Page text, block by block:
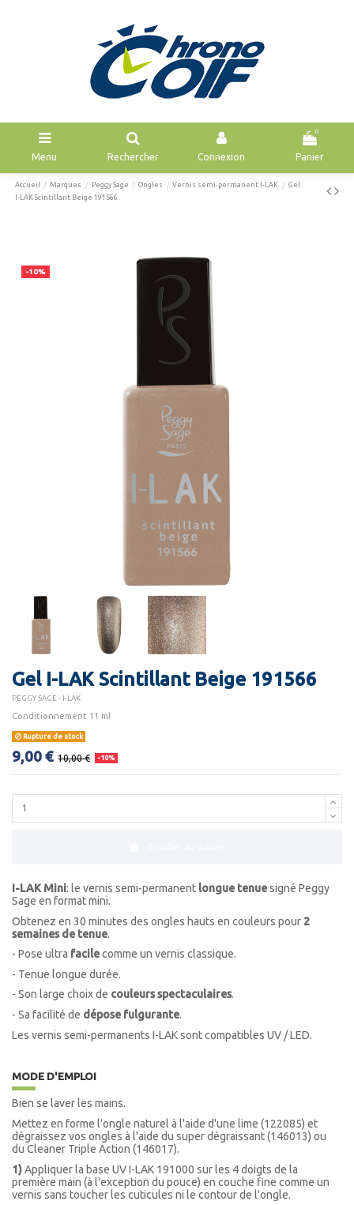
Menu Rechercher Connexion
0
Panier
Accueil Marques Peggy Sage Ongles Vernis semi-permanent I-LAK
Gel
I-LAK Scintillant Beige 191566
-10%
Gel I-LAK Scintillant Beige 191566
PEGGY SAGE - I-LAK
Conditionnement 11 ml
Rupture de stock
9,00 € 10,00 € -10%
I-LAK Mini: le vernis semi-permanent longue tenuesigné Peggy
Sage en format mini.
Obtenez en 30 minutes des ongles hauts en couleurs pour 2
semaines de tenue.
- Pose ultra facilecomme un vernis classique.
- Tenue longue durée.
- Son large choix de couleurs spectaculaires.
- Sa facilité de dépose fulgurante.
Les vernis semi-permanents I-LAK sont compatibles UV / LED.
MODE D'EMPLOI
Bien se laver les mains.
Mettez en forme l'ongle naturel à l'aide d'une lime (122085) et
dégraissez vos ongles à l'aide du super dégraissant (146013) ou
du Cleaner Triple Action (146017).
1)Appliquer la base UV I-LAK 191000 sur les 4 doigts de la
première main (à l'exception du pouce) en couche fine comme un
vernis sans toucher les cuticules ni le contour de l'ongle.